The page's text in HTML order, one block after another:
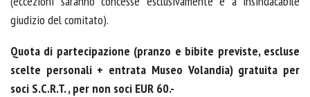
giudizio del comitato).
Quota di partecipazione (pranzo e bibite previste, escluse
scelte personali + entrata Museo Volandia) gratuita per
soci S.C.R.T. , per non soci EUR 60.-